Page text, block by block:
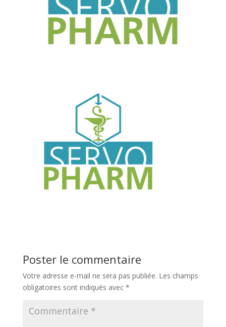
Poster le commentaire
Votre adresse e-mail ne sera pas publiée. Les champs
obligatoires sont indiqués avec *